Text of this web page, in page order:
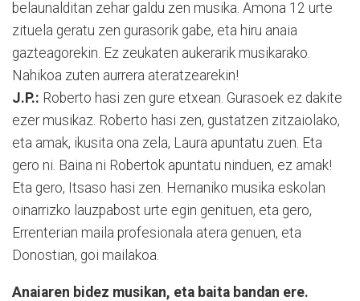
belaunal­ditan zehar galdu zen musika. Amona 12 urte
zituela geratu zen gurasorik gabe, eta hiru anaia
gazteagorekin. Ez zeu­katen aukerarik musikarako.
Nahikoa zuten aurrera ateratzearekin!
J.P.: Roberto hasi zen gure etxean. Gu­ra­so­ek ez dakite
ezer musikaz. Roberto ha­si zen, gustatzen zitzaiolako,
eta amak, iku­si­ta ona zela, Laura apuntatu zuen. Eta
gero ni. Baina ni Robertok apuntatu ninduen, ez amak!
Eta gero, Itsaso hasi zen. Hernaniko musika eskolan
oina­rriz­ko lauzpabost urte egin genituen, eta ge­ro,
Errenterian maila profesionala atera genuen, eta
Donostian, goi mailakoa.
Anaiaren bidez musikan, eta baita bandan ere.